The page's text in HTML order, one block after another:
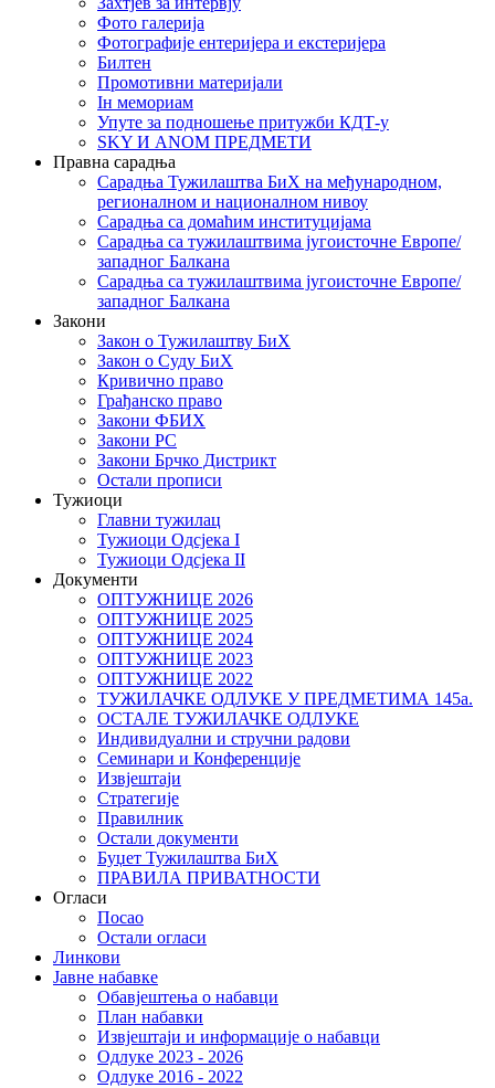
Фото галерија
Фотографије ентеријера и екстеријера
Билтен
Промотивни материјали
Iн мемориам
Упуте за подношење притужби КДТ-у
SKY И ANOM ПРЕДМЕТИ
Правна сарадња
Сарадња Тужилаштва БиХ на међународном,
регионалном и националном нивоу
Сарадња са домаћим институцијама
Сарадња са тужилаштвима југоисточне Европе/
западног Балкана
Сарадња са тужилаштвима југоисточне Европе/
западног Балкана
Закони
Закон о Тужилаштву БиХ
Закон о Суду БиХ
Кривично право
Грађанско право
Закони ФБИХ
Закони РС
Закони Брчко Дистрикт
Остали прописи
Тужиоци
Главни тужилац
Тужиоци Oдсјекa I
Тужиоци Oдсјекa II
Документи
ОПТУЖНИЦЕ 2026
ОПТУЖНИЦЕ 2025
ОПТУЖНИЦЕ 2024
ОПТУЖНИЦЕ 2023
ОПТУЖНИЦЕ 2022
ТУЖИЛАЧКЕ ОДЛУКЕ У ПРЕДМЕТИМА 145а.
ОСТАЛЕ ТУЖИЛАЧКЕ ОДЛУКЕ
Индивидуални и стручни радови
Семинари и Конференције
Извјештаји
Стратегије
Правилник
Остали документи
Буџет Тужилаштва БиХ
ПРАВИЛА ПРИВАТНОСТИ
Огласи
Посао
Остали огласи
Линкови
Јавне набавке
Обавјештења о набавци
План набавки
Извјештаји и информације о набавци
Одлуке 2023 - 2026
Одлуке 2016 - 2022